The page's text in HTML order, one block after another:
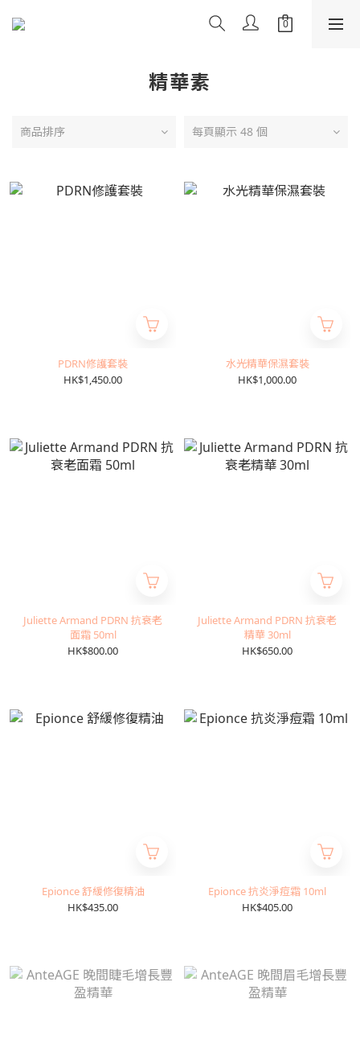
精華素
商品排序 每頁顯示 48 個
PDRN修護套裝
HK$1,450.00
水光精華保濕套裝
HK$1,000.00
Juliette Armand PDRN 抗衰老
面霜 50ml
HK$800.00
Juliette Armand PDRN 抗衰老
精華 30ml
HK$650.00
Epionce 舒緩修復精油
HK$435.00
Epionce 抗炎淨痘霜 10ml
HK$405.00